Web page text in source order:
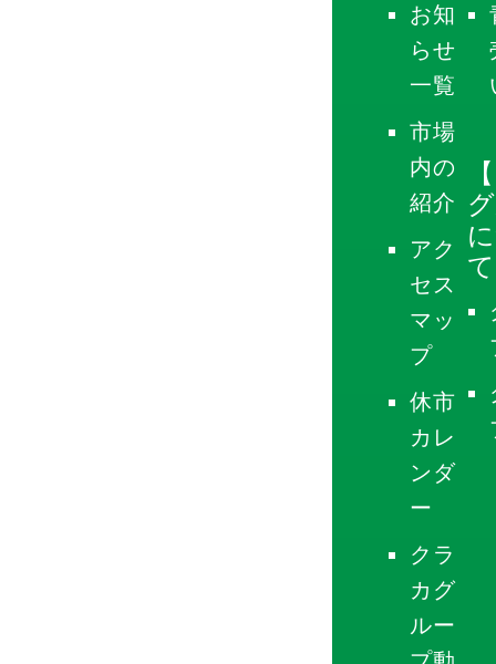
お知
らせ
一覧
市場
内の
紹介
アク
セス
マッ
プ
休市
カレ
ンダ
ー
クラ
カグ
ルー